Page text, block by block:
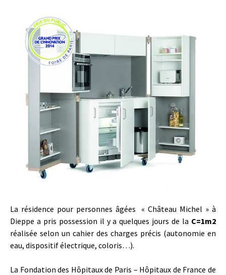
La résidence pour personnes âgées « Château Michel » à
Dieppe a pris possession il y a quelques jours de la C=1m2
réalisée selon un cahier des charges précis (autonomie en
eau, dispositif électrique, coloris…).
La Fondation des Hôpitaux de Paris – Hôpitaux de France de